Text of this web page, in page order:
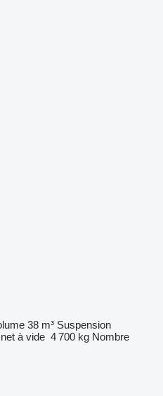
38 m³ Suspension
à vide 4 700 kg Nombre